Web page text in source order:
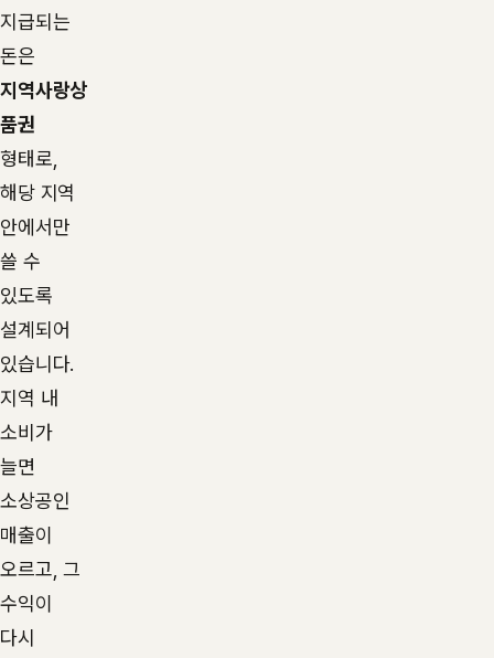
지급되는
돈은
지역사랑상
품권
형태로,
해당 지역
안에서만
쓸 수
있도록
설계되어
있습니다.
지역 내
소비가
늘면
소상공인
매출이
오르고, 그
수익이
다시